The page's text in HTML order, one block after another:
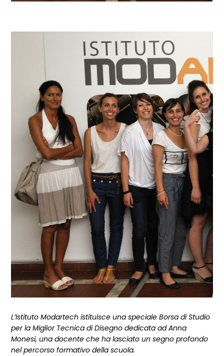
L’Istituto Modartech istituisce una speciale Borsa di Studio
per la Miglior Tecnica di Disegno dedicata ad Anna
Monesi, una docente che ha lasciato un segno profondo
nel percorso formativo della scuola.